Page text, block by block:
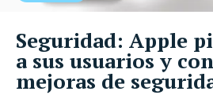
Seguridad: Apple
a sus usuarios y
mejoras de